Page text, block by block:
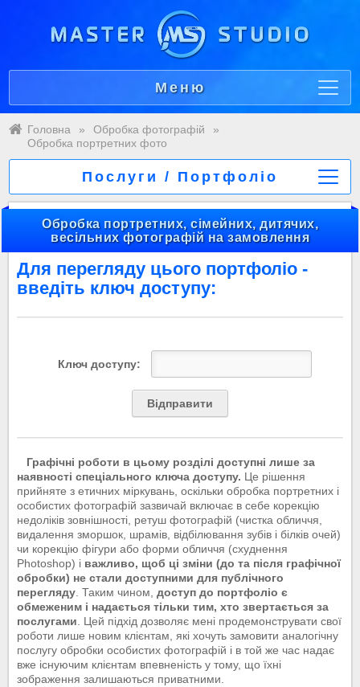
Меню
Головна » Обробка фотографій
»
Обробка портретних фото
Послуги / Портфоліо
Обробка портретних, сімейних, дитячих,
весільних фотографій на замовлення
Для перегляду цього портфоліо -
введіть ключ доступу:
Ключ доступу:
Відправити
Графічні роботи в цьому розділі доступні лише за
наявності спеціального ключа доступу. Це рішення
прийняте з етичних міркувань, оскільки обробка портретних і
особистих фотографій зазвичай включає в себе корекцію
недоліків зовнішності, ретуш фотографій (чистка обличчя,
видалення зморшок, шрамів, відбілювання зубів і білків очей)
чи корекцію фігури або форми обличчя (схуднення
Photoshop) і важливо, щоб ці зміни (до та після графічної
обробки) не стали доступними для публічного
перегляду. Таким чином, доступ до портфоліо є
обмеженим і надається тільки тим, хто звертається за
послугами. Цей підхід дозволяє мені продемонструвати свої
роботи лише новим клієнтам, які хочуть замовити аналогічну
послугу обробки особистих фотографій і в той же час надає
вже існуючим клієнтам впевненість у тому, що їхні
зображення залишаються приватними.